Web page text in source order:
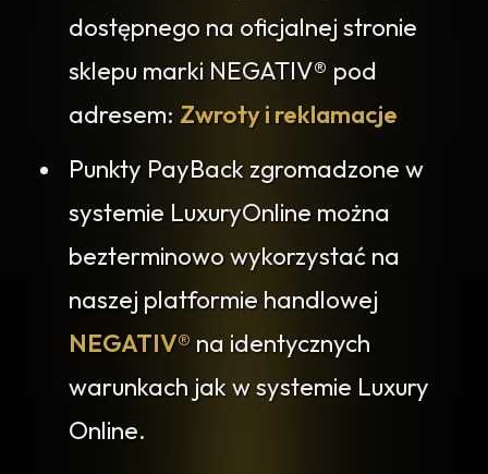
dostępnego na oficjalnej stronie
sklepu marki NEGATIV® pod
adresem: Zwroty i reklamacje
Punkty PayBack zgromadzone w
systemie LuxuryOnline można
bezterminowo wykorzystać na
naszej platformie handlowej
NEGATIV® na identycznych
warunkach jak w systemie Luxury
Online.